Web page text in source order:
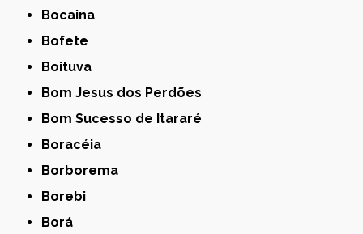
Bocaina
Bofete
Boituva
Bom Jesus dos Perdões
Bom Sucesso de Itararé
Boracéia
Borborema
Borebi
Borá